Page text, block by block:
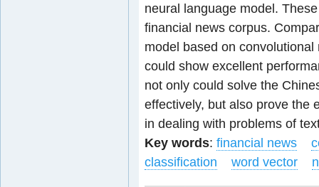
neural language model.
financial news corpus.
model based on
could show excellent
not only could solve the
effectively, but also prove the
in dealing with problems of
Key words: financial news
classification
word vector